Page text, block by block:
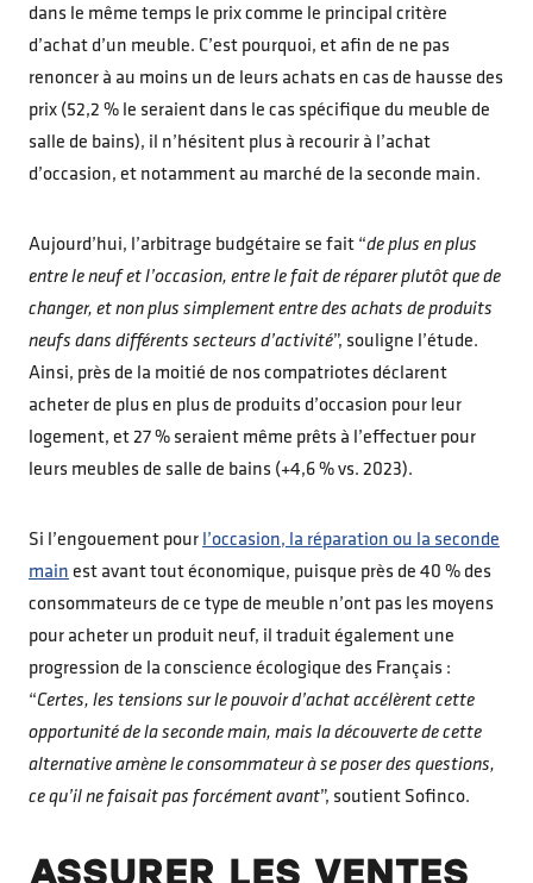
dans le même temps le prix comme le principal critère
d’achat d’un meuble. C’est pourquoi, et afin de ne pas
renoncer à au moins un de leurs achats en cas de hausse des
prix (52,2 % le seraient dans le cas spécifique du meuble de
salle de bains), il n’hésitent plus à recourir à l’achat
d’occasion, et notamment au marché de la seconde main.
Aujourd’hui, l’arbitrage budgétaire se fait “de plus en plus
entre le neuf et l’occasion, entre le fait de réparer plutôt que de
changer, et non plus simplement entre des achats de produits
neufs dans différents secteurs d’activité”, souligne l’étude.
Ainsi, près de la moitié de nos compatriotes déclarent
acheter de plus en plus de produits d’occasion pour leur
logement, et 27 % seraient même prêts à l’effectuer pour
leurs meubles de salle de bains (+4,6 % vs. 2023).
Si l’engouement pour l’occasion, la réparation ou la seconde
main est avant tout économique, puisque près de 40 % des
consommateurs de ce type de meuble n’ont pas les moyens
pour acheter un produit neuf, il traduit également une
progression de la conscience écologique des Français :
“Certes, les tensions sur le pouvoir d’achat accélèrent cette
opportunité de la seconde main, mais la découverte de cette
alternative amène le consommateur à se poser des questions,
ce qu’il ne faisait pas forcément avant”, soutient Sofinco.
ASSURER LES VENTES